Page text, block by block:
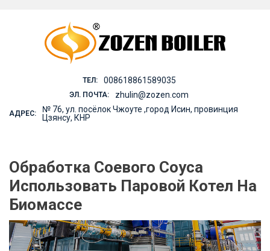
ТЕЛ: 008618861589035
ЭЛ. ПОЧТА: zhulin@zozen.com
АДРЕС:
№ 76, ул. посёлок Чжоуте ,город Исин, провинция
Цзянсу, КНР
Обработка Соевого Соуса
Использовать Паровой Котел На
Биомассе